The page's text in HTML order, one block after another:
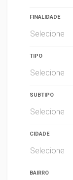
FINALIDADE
Selecione
TIPO
Selecione
SUBTIPO
Selecione
CIDADE
Selecione
BAIRRO